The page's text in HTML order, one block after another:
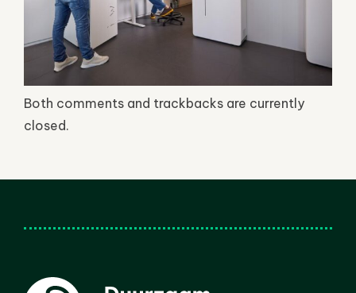
Both comments and trackbacks are currently
closed.